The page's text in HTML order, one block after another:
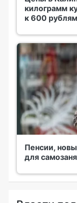
килограмм
к 600 рублям
Пенсии,
для